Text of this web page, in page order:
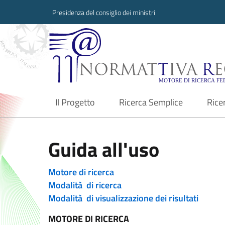
Presidenza del consiglio dei ministri
Normattiva
Il Progetto
current Ricerca Semplice
Guida all'uso
Motore di ricerca
Modalità di ricerca
Modalità di visualizzazione dei risultati
MOTORE DI RICERCA